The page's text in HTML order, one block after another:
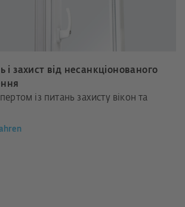
і захист від несанкціонованого
із питань захисту вікон та